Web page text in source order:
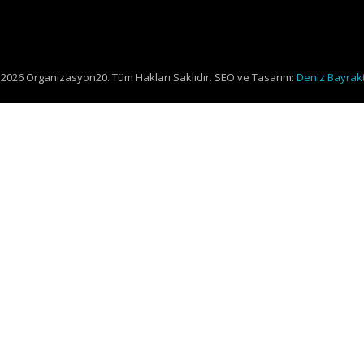
Organizasyon20. Tüm Hakları Saklıdır. SEO ve Tasarım: Deniz